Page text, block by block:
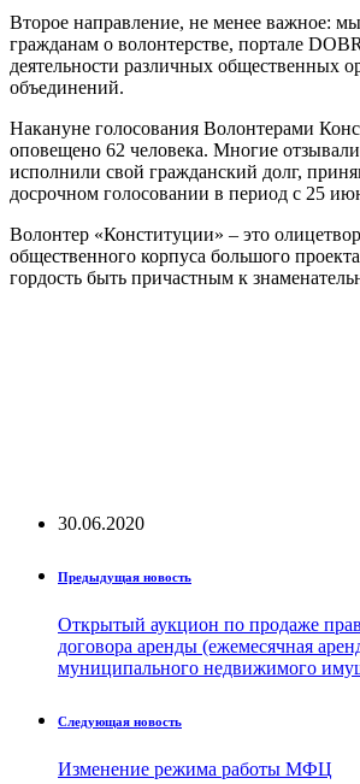
Второе направление, не менее важное: мы
гражданам о волонтерстве, портале
деятельности различных общественных
объединений.
Накануне голосования Волонтерами
оповещено 62 человека. Многие
исполнили свой гражданский долг,
досрочном голосовании в период с 25
Волонтер «Конституции» – это
общественного корпуса большого
гордость быть причастным к
30.06.2020
Предыдущая новость
Открытый аукцион по продаже
договора аренды (ежемесячная
муниципального недвижимого
Следующая новость
Изменение режима работы МФЦ